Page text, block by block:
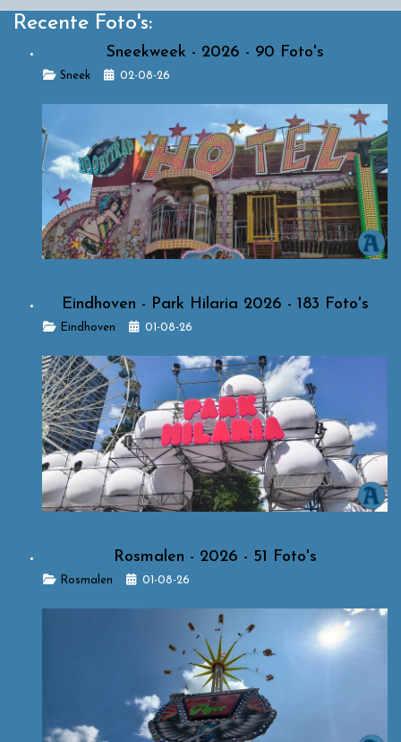
Recente Foto's:
Sneekweek - 2026 - 90 Foto's
Details
Sneek 02-08-26
Eindhoven - Park Hilaria 2026 - 183 Foto's
DetailsEindhoven 01-08-26
Rosmalen - 2026 - 51 Foto's
DetailsRosmalen 01-08-26